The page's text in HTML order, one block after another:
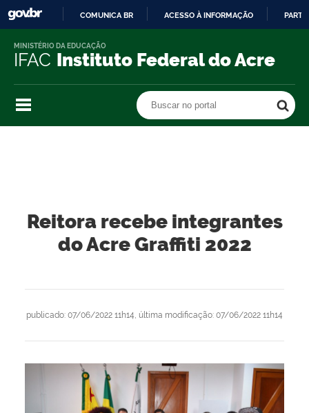
O
COMUNICA BR ACESSO À INFORMAÇÃO
IFAC Instituto Federal do Acre
MINISTÉRIO DA EDUCAÇÃO
Buscar no portal
Reitora recebe integrantes
do Acre Graffiti 2022
publicado: 07/06/2022 11h14, última modificação: 07/06/2022 11h14